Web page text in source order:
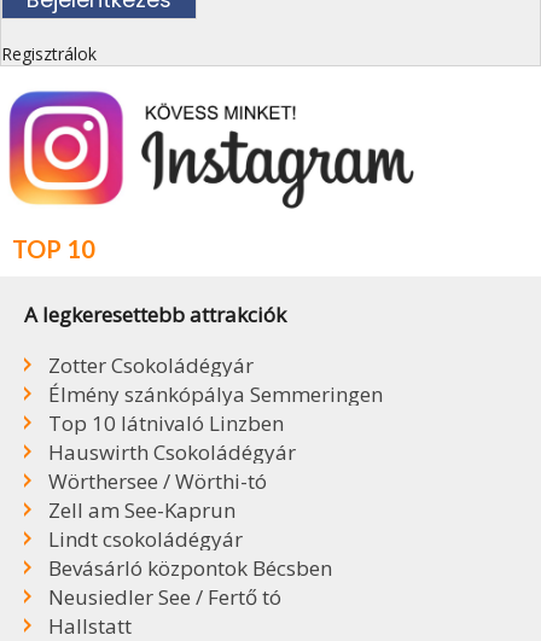
Regisztrálok
TOP 10
A legkeresettebb attrakciók
Zotter Csokoládégyár
Élmény szánkópálya Semmeringen
Top 10 látnivaló Linzben
Hauswirth Csokoládégyár
Wörthersee / Wörthi-tó
Zell am See-Kaprun
Lindt csokoládégyár
Bevásárló központok Bécsben
Neusiedler See / Fertő tó
Hallstatt